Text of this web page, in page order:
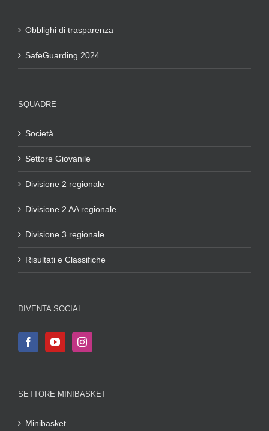
Obblighi di trasparenza
SafeGuarding 2024
SQUADRE
Società
Settore Giovanile
Divisione 2 regionale
Divisione 2 AA regionale
Divisione 3 regionale
Risultati e Classifiche
DIVENTA SOCIAL
SETTORE MINIBASKET
Minibasket